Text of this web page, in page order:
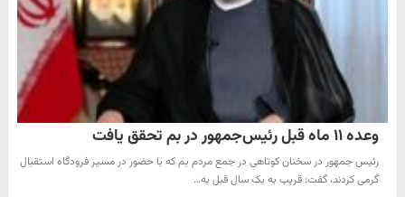
وعده ۱۱ ماه قبل رئیس‌جمهور در بم تحقق یافت
رئیس جمهور در سخنان کوتاهی در جمع مردم بم که با حضور در مسیر فرودگاه استقبال
گرمی کردند، گفت: قریب به یک سال قبل به…